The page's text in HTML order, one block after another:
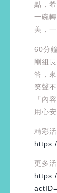
點，
一碗
美，
60分
剛組
答，
笑聲
「內
用心
精彩
更多